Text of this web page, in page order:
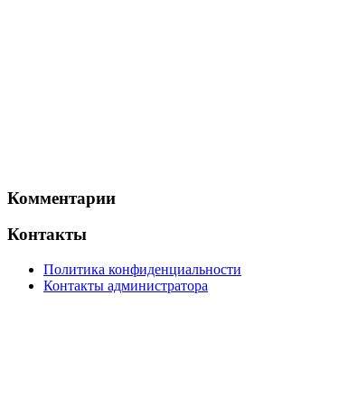
Комментарии
Контакты
Политика конфиденциальности
Контакты администратора